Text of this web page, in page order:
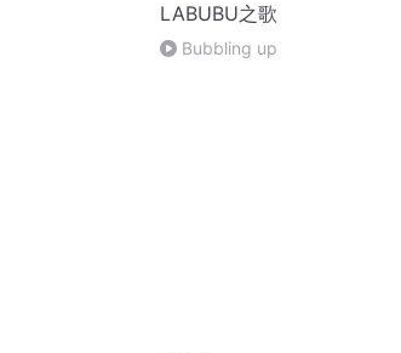
LABUBU之歌
Bubbling up